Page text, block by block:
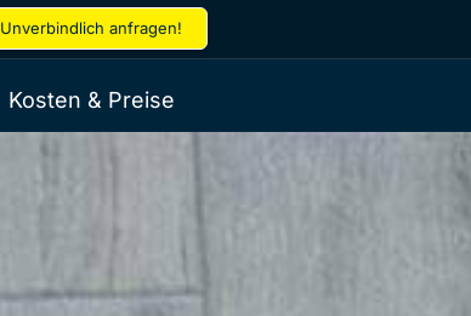
Unverbindlich anfragen!
Kosten & Preise